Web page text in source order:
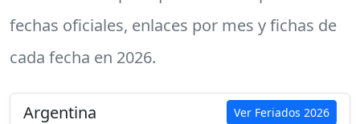
fechas oficiales, enlaces por mes y fichas de
cada fecha en 2026.
Argentina Ver Feriados 2026